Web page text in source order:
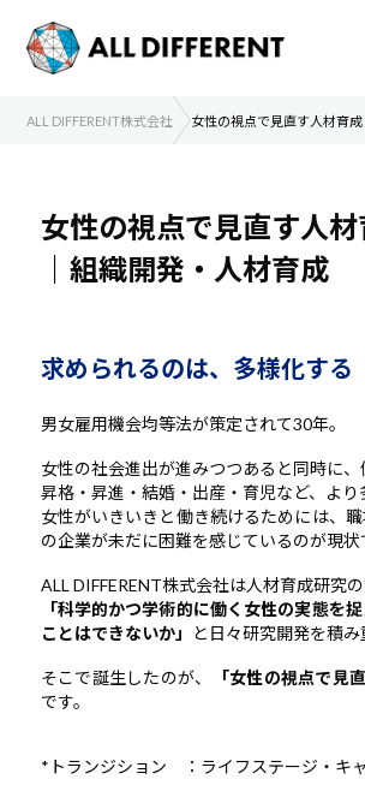
ALL DIFFERENT株式会社 女性の視点で見直す人材育
女性の視点で見直す人
｜組織開発・人材育成
求められるのは、多様化する
男女雇用機会均等法が策定されて30年。
女性の社会進出が進みつつあると同時に
昇格・昇進・結婚・出産・育児など、より
女性がいきいきと働き続けるためには、
の企業が未だに困難を感じているのが現状
ALL DIFFERENT株式会社は人材育成研究
「科学的かつ学術的に働く女性の実態を
ことはできないか」
と日々研究開発を積み
そこで誕生したのが、
「女性の視点で見
です。
*トランジション ：ライフステージ・キ